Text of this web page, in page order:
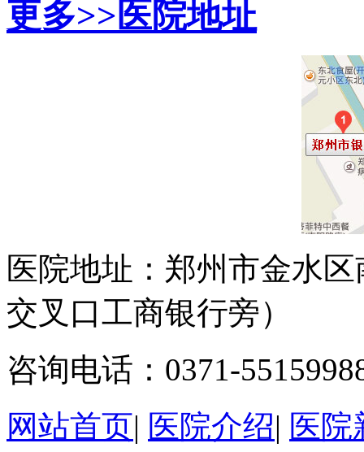
更多>>医院地址
医院地址：郑州市金水
交叉口工商银行旁）
咨询电话：0371-
网站首页| 医院介绍| 医院